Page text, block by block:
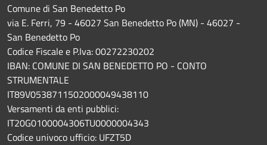
Comune di San Benedetto Po
via E. Ferri, 79 - 46027 San Benedetto Po (MN) - 46027 -
San Benedetto Po
Codice Fiscale e P.Iva: 00272230202
IBAN: COMUNE DI SAN BENEDETTO PO - CONTO
STRUMENTALE
IT89V0538711502000049438110
Versamenti da enti pubblici:
IT20G0100004306TU0000004343
Codice univoco ufficio: UFZT5D